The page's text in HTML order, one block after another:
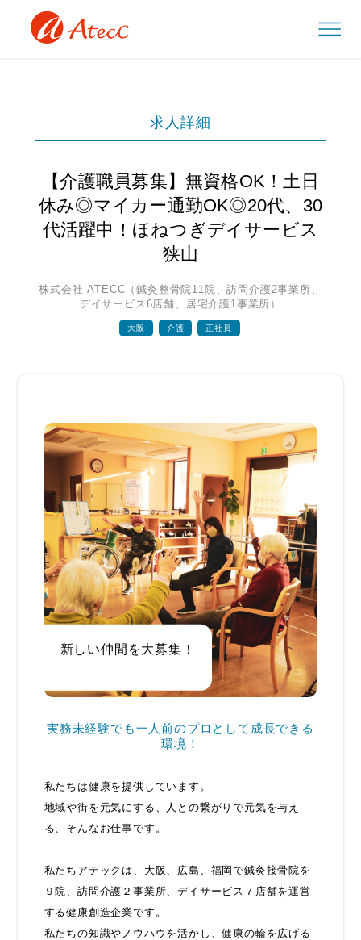
求人詳細
【介護職員募集】無資格OK！土日
休み◎マイカー通勤OK◎20代、30
代活躍中！ほねつぎデイサービス
狭山
株式会社 ATECC（鍼灸整骨院11院、訪問介護2事業所、
デイサービス6店舗、居宅介護1事業所）
大阪 介護 正社員
新しい仲間を大募集！
実務未経験でも一人前のプロとして成長できる
環境！
私たちは健康を提供しています。
地域や街を元気にする、人との繋がりで元気を与え
る、そんなお仕事です。
私たちアテックは、大阪、広島、福岡で鍼灸接骨院を
９院、訪問介護２事業所、デイサービス７店舗を運営
する健康創造企業です。
私たちの知識やノウハウを活かし、健康の輪を広げる